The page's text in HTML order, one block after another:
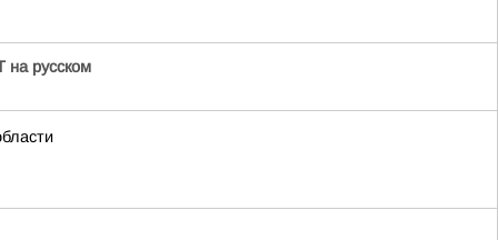
на русском